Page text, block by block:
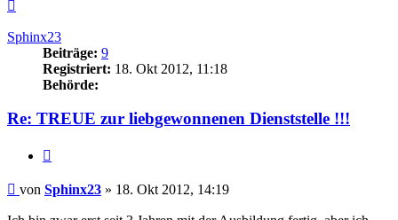
Sphinx23
Beiträge: 9
Registriert: 18. Okt 2012, 11:18
Behörde:
Re: TREUE zur liebgewonnenen Dienststelle !!!
Beitrag
von Sphinx23 » 18. Okt 2012, 14:19